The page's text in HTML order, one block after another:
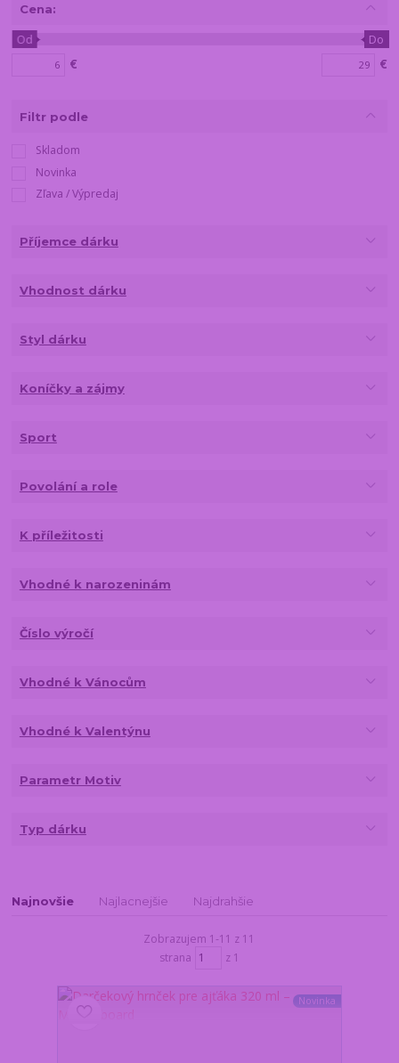
Cena:
€
Od Do
€
Filtr podle
Skladom
Novinka
Zľava / Výpredaj
Příjemce dárku
Vhodnost dárku
Styl dárku
Koníčky a zájmy
Sport
Povolání a role
K příležitosti
Vhodné k narozeninám
Číslo výročí
Vhodné k Vánocům
Vhodné k Valentýnu
Parametr Motiv
Typ dárku
Najnovšie Najlacnejšie Najdrahšie
Zobrazujem 1-11 z 11
strana
z 1
Novinka